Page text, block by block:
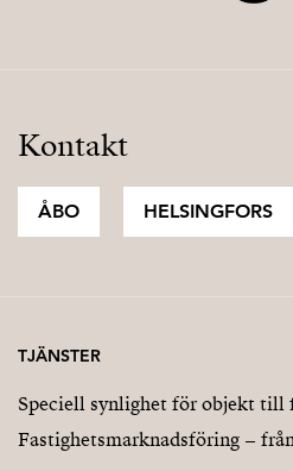
Kontakt
ÅBO HELSINGFORS
TJÄNSTER
Speciell synlighet för objekt till
Fastighetsmarknadsföring –